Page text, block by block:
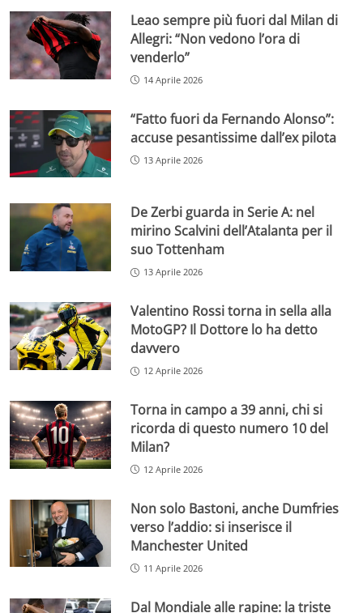
Leao sempre più fuori dal Milan di
Allegri: “Non vedono l’ora di
venderlo”
14 Aprile 2026
“Fatto fuori da Fernando Alonso”:
accuse pesantissime dall’ex pilota
13 Aprile 2026
De Zerbi guarda in Serie A: nel
mirino Scalvini dell’Atalanta per il
suo Tottenham
13 Aprile 2026
Valentino Rossi torna in sella alla
MotoGP? Il Dottore lo ha detto
davvero
12 Aprile 2026
Torna in campo a 39 anni, chi si
ricorda di questo numero 10 del
Milan?
12 Aprile 2026
Non solo Bastoni, anche Dumfries
verso l’addio: si inserisce il
Manchester United
11 Aprile 2026
Dal Mondiale alle rapine: la triste